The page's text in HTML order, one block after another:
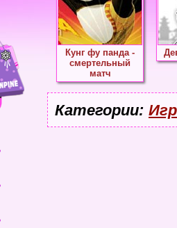
Кунг фу панда -
смертельный
матч
Категории: